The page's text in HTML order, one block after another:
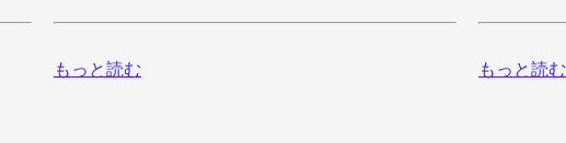
もっと読む もっと読む